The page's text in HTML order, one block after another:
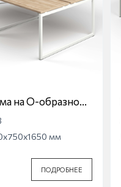
на О-образной
МСБ-13
мм
ПОДРОБНЕЕ